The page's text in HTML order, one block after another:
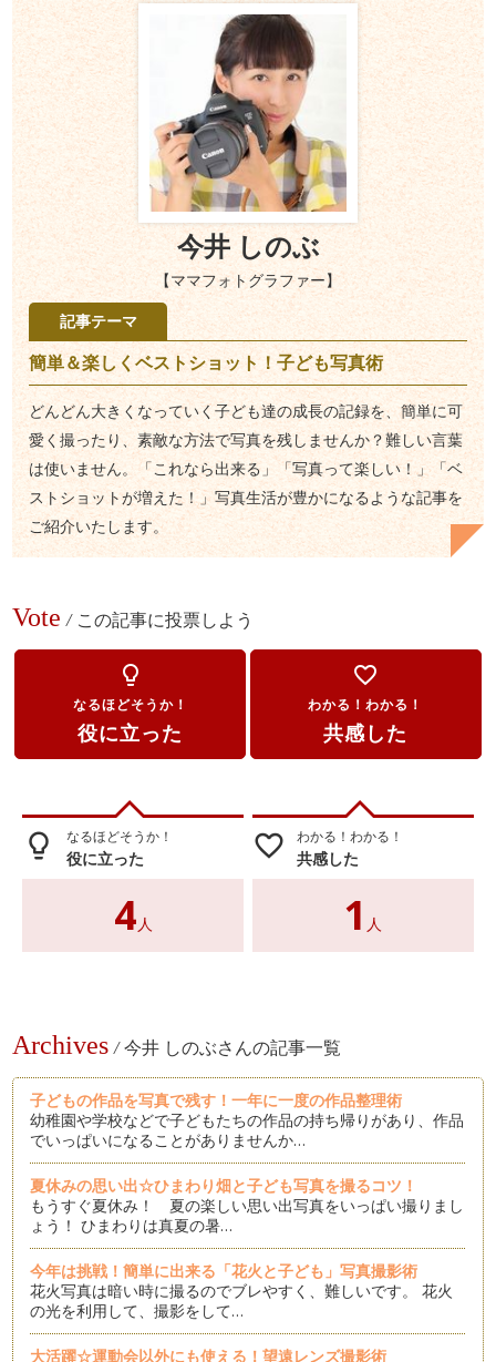
今井 しのぶ
【ママフォトグラファー】
記事テーマ
簡単＆楽しくベストショット！子ども写真術
どんどん大きくなっていく子ども達の成長の記録を、簡単に可
愛く撮ったり、素敵な方法で写真を残しませんか？難しい言葉
は使いません。「これなら出来る」「写真って楽しい！」「ベ
ストショットが増えた！」写真生活が豊かになるような記事を
ご紹介いたします。
Vote / この記事に投票しよう
lightbulb_outline
なるほどそうか！
役に立った
favorite_border
わかる！わかる！
共感した
lightbulb_outline なるほどそうか！
役に立った
4人
favorite_border わかる！わかる！
共感した
1 人
Archives / 今井 しのぶさんの記事一覧
子どもの作品を写真で残す！一年に一度の作品整理術
幼稚園や学校などで子どもたちの作品の持ち帰りがあり、作品
でいっぱいになることがありませんか…
夏休みの思い出☆ひまわり畑と子ども写真を撮るコツ！
もうすぐ夏休み！ 夏の楽しい思い出写真をいっぱい撮りまし
ょう！ ひまわりは真夏の暑…
今年は挑戦！簡単に出来る「花火と子ども」写真撮影術
花火写真は暗い時に撮るのでブレやすく、難しいです。 花火
の光を利用して、撮影をして…
大活躍☆運動会以外にも使える！望遠レンズ撮影術